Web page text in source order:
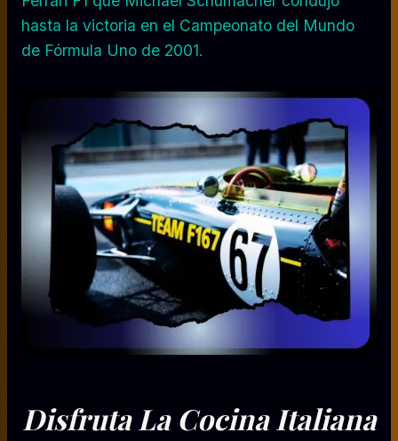
hasta la victoria en el Campeonato del Mundo
de Fórmula Uno de 2001.
Disfruta La Cocina Italiana